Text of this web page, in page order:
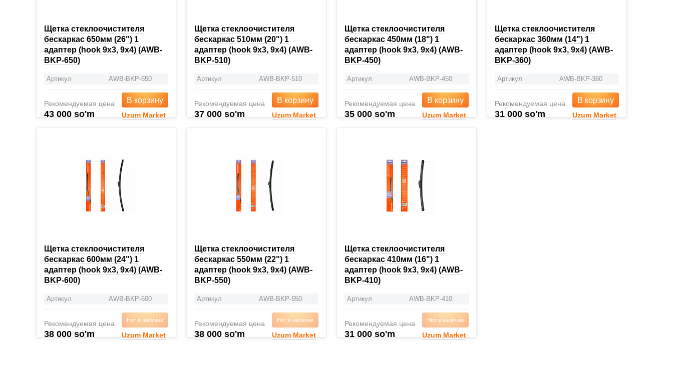
Щетка стеклоочистителя
бескаркас 650мм (26") 1
адаптер (hook 9x3, 9x4) (AWB-
BKP-650)
Артикул AWB-BKP-650
Рекомендуемая цена
43 000 so'm
В корзину
Uzum Market
Щетка стеклоочистителя
бескаркас 510мм (20") 1
адаптер (hook 9x3, 9x4) (AWB-
BKP-510)
Артикул AWB-BKP-510
Рекомендуемая цена
37 000 so'm
В корзину
Uzum Market
Щетка стеклоочистителя
бескаркас 450мм (18") 1
адаптер (hook 9x3, 9x4) (AWB-
BKP-450)
Артикул AWB-BKP-450
Рекомендуемая цена
35 000 so'm
В корзину
Uzum Market
Щетка стеклоочистителя
бескаркас 360мм (14") 1
адаптер (hook 9x3, 9x4) (AWB-
BKP-360)
Артикул AWB-BKP-360
Рекомендуемая цена
31 000 so'm
В корзину
Uzum Market
Щетка стеклоочистителя
бескаркас 600мм (24") 1
адаптер (hook 9x3, 9x4) (AWB-
BKP-600)
Артикул AWB-BKP-600
Рекомендуемая цена
38 000 so'm
Нет в наличии
Uzum Market
Щетка стеклоочистителя
бескаркас 550мм (22") 1
адаптер (hook 9x3, 9x4) (AWB-
BKP-550)
Артикул AWB-BKP-550
Рекомендуемая цена
38 000 so'm
Нет в наличии
Uzum Market
Щетка стеклоочистителя
бескаркас 410мм (16") 1
адаптер (hook 9x3, 9x4) (AWB-
BKP-410)
Артикул AWB-BKP-410
Рекомендуемая цена
31 000 so'm
Нет в наличии
Uzum Market